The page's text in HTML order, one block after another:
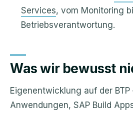
Services, vom Monitoring
Betriebsverantwortung.
Was wir bewusst
Eigenentwicklung auf der
Anwendungen, SAP Build